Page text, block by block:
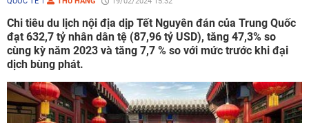
Chi tiêu du lịch nội địa dịp Tết Nguyên đán của Trung Quốc
đạt 632,7 tỷ nhân dân tệ (87,96 tỷ USD), tăng 47,3% so
cùng kỳ năm 2023 và tăng 7,7 % so với mức trước khi đại
dịch bùng phát.